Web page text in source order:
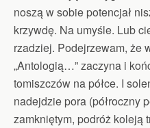
noszą w sobie potencjał
krzywdę. Na umyśle. Lub
rzadziej. Podejrzewam, że
„Antologią…” zaczyna i
tomiszczów na półce. I
nadejdzie pora (półroczny
zamkniętym, podróż koleją